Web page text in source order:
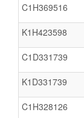
C1H369516
K1H423598
C1D331739
K1D331739
C1H328126